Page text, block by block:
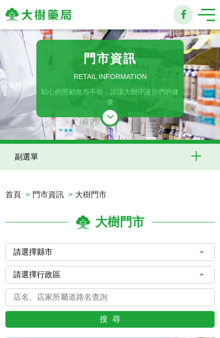
大
樹
連
鎖
藥
局
門市資訊
RETAIL INFORMATION
貼心的照顧無所不在，請讓大樹守護你們的健
康
副選單
首頁 門市資訊 大樹門市
大樹門市
搜尋